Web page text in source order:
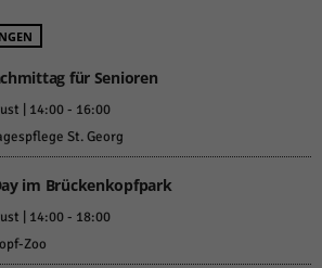
für Senioren
| 14:00- 16:00
St. Georg
im Brückenkopfpark
| 14:00- 18:00
Zoo
Zurück
grundlegende Funktionen und sind für die
Website erforderlich.
Informationen anzeigen